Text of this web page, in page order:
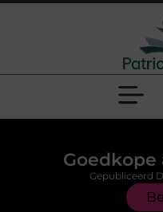
Goedkope
Gepubliceerd